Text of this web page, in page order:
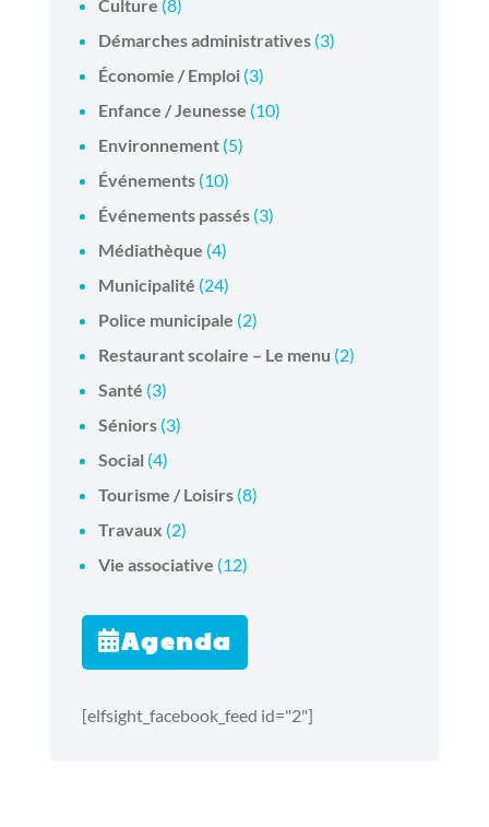
Culture (8)
Démarches administratives (3)
Économie / Emploi (3)
Enfance / Jeunesse (10)
Environnement (5)
Événements (10)
Événements passés (3)
Médiathèque (4)
Municipalité (24)
Police municipale (2)
Restaurant scolaire – Le menu (2)
Santé (3)
Séniors (3)
Social (4)
Tourisme / Loisirs (8)
Travaux (2)
Vie associative (12)
Agenda
[elfsight_facebook_feed id="2"]